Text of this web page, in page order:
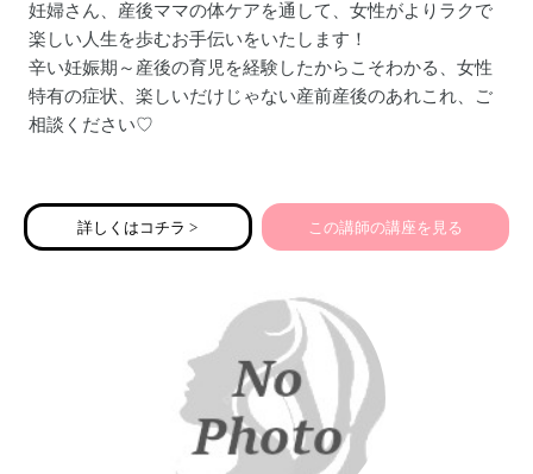
妊婦さん、産後ママの体ケアを通して、女性がよりラクで
楽しい人生を歩むお手伝いをいたします！
辛い妊娠期～産後の育児を経験したからこそわかる、女性
特有の症状、楽しいだけじゃない産前産後のあれこれ、ご
相談ください♡
ラインレッスン
詳しくはコチラ > この講師の講座を見る